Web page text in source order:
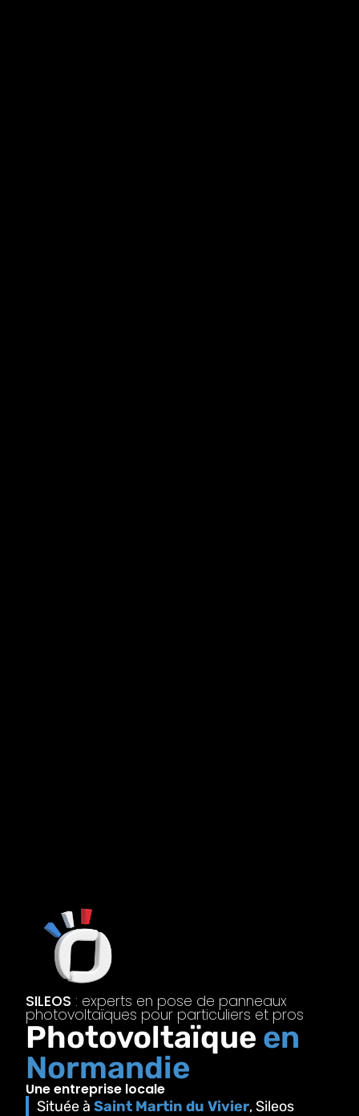
SILEOS : experts en pose de panneaux
photovoltaïques pour particuliers et pros
Photovoltaïque en
Normandie
Une entreprise locale
Située à Saint Martin du Vivier, Sileos